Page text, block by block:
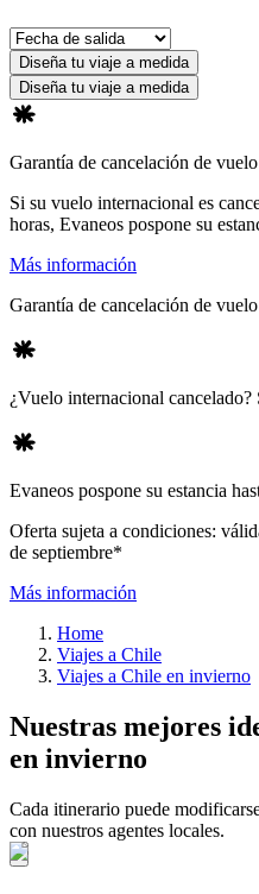
Diseña tu viaje a medida
Diseña tu viaje a medida
Garantía de cancelación de vuelo
Si su vuelo internacional es
horas, Evaneos pospone su
Más información
Garantía de cancelación de vuelo
¿Vuelo internacional
Evaneos pospone su estancia
Oferta sujeta a condiciones:
de septiembre*
Más información
Home
Viajes a Chile
Viajes a Chile en invierno
Nuestras mejores
en invierno
Cada itinerario puede
con nuestros agentes locales.